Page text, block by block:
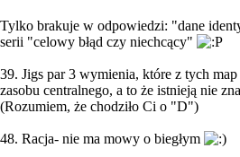
Tylko brakuje w odpowiedzi: "dane
serii "celowy błąd czy niechcący"
39. Jigs par 3 wymienia, które z tych
zasobu centralnego, a to że istnieją nie
(Rozumiem, że chodziło Ci o "D")
48. Racja- nie ma mowy o biegłym